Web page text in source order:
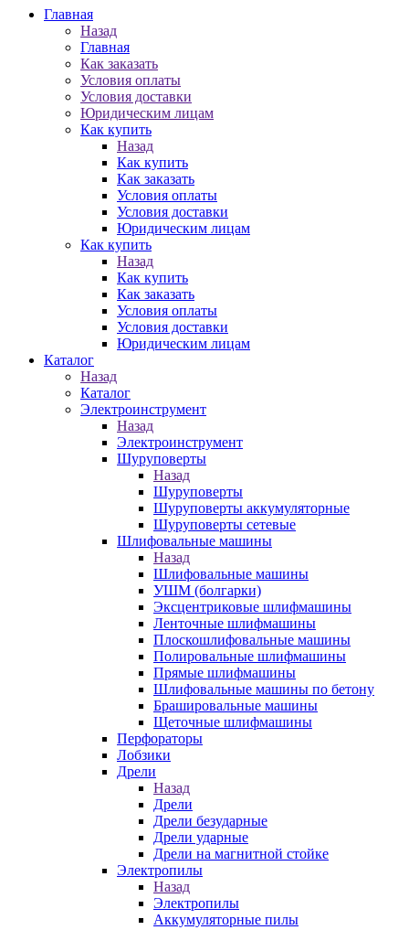
Главная
Назад
Главная
Как заказать
Условия оплаты
Условия доставки
Юридическим лицам
Как купить
Назад
Как купить
Как заказать
Условия оплаты
Условия доставки
Юридическим лицам
Как купить
Назад
Как купить
Как заказать
Условия оплаты
Условия доставки
Юридическим лицам
Каталог
Назад
Каталог
Электроинструмент
Назад
Электроинструмент
Шуруповерты
Назад
Шуруповерты
Шуруповерты аккумуляторные
Шуруповерты сетевые
Шлифовальные машины
Назад
Шлифовальные машины
УШМ (болгарки)
Эксцентриковые шлифмашины
Ленточные шлифмашины
Плоскошлифовальные машины
Полировальные шлифмашины
Прямые шлифмашины
Шлифовальные машины по бетону
Брашировальные машины
Щеточные шлифмашины
Перфораторы
Лобзики
Дрели
Назад
Дрели
Дрели безударные
Дрели ударные
Дрели на магнитной стойке
Электропилы
Назад
Электропилы
Аккумуляторные пилы